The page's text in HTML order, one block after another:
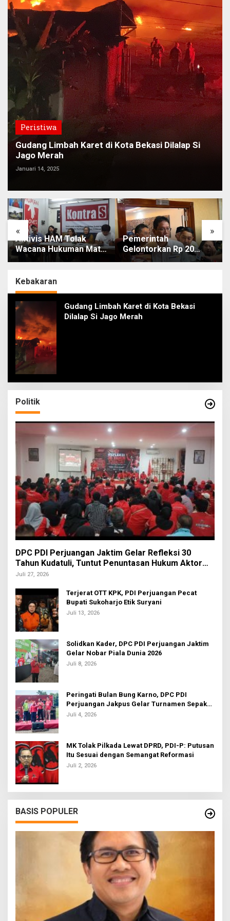
Peristiwa
Gudang Limbah Karet di Kota Bekasi Dilalap Si
Jago Merah
Januari 14, 2025
« »
Aktivis HAM Tolak
Wacana Hukuman Mati
Koruptor, Karena Tak
Melanggar Hak Hidup
Pemerintah
Gelontorkan Rp 20
Triliun Atasi Masalah
Kebakaran
Gudang Limbah Karet di Kota Bekasi
Dilalap Si Jago Merah
Politik
DPC PDI Perjuangan Jaktim Gelar Refleksi 30
Tahun Kudatuli, Tuntut Penuntasan Hukum Aktor
Intelektual
Juli 27, 2026
Terjerat OTT KPK, PDI Perjuangan Pecat
Bupati Sukoharjo Etik Suryani
Juli 13, 2026
Solidkan Kader, DPC PDI Perjuangan Jaktim
Gelar Nobar Piala Dunia 2026
Juli 8, 2026
Peringati Bulan Bung Karno, DPC PDI
Perjuangan Jakpus Gelar Turnamen Sepak
Bola U-20
Juli 4, 2026
MK Tolak Pilkada Lewat DPRD, PDI-P: Putusan
Itu Sesuai dengan Semangat Reformasi
Juli 2, 2026
BASIS POPULER